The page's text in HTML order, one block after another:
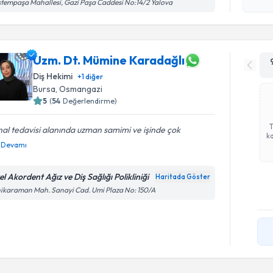
Mahallesi, Gazi Paşa Caddesi No:14/2 Yalova
Uzm. Dt. Mümine Karadağlı
Diş Hekimi +1diğer
Bursa , Osmangazi
5 (54 Değerlendirme)
tedavisi alanında uzman samimi ve işinde çok
Devamı
Akordent Ağız ve Diş Sağlığı Polikliniği Haritada Göster
Mah. Sanayi Cad. Umi Plaza No: 150/A